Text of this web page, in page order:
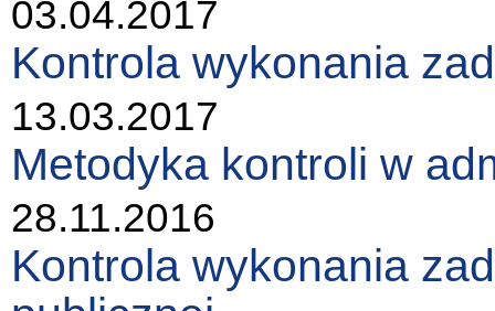
03.04.2017
Kontrola wykonania
13.03.2017
Metodyka kontroli w
28.11.2016
Kontrola wykonania